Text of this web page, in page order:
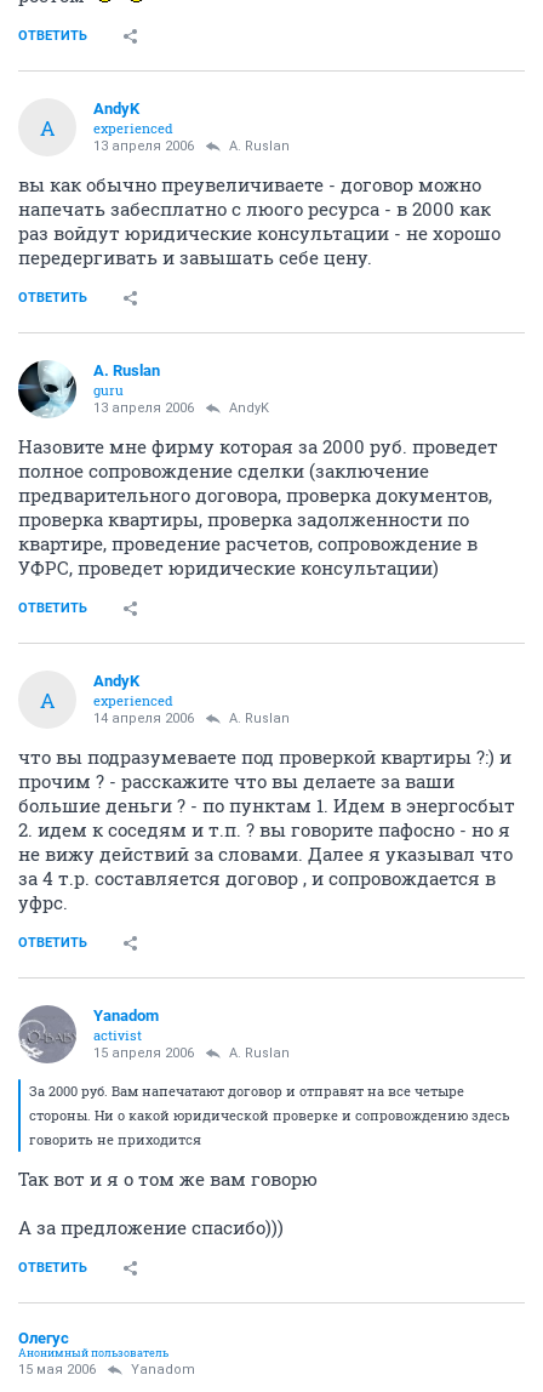
ОТВЕТИТЬ
A
AndyK
experienced
13 апреля 2006 A. Ruslan
вы как обычно преувеличиваете - договор можно
напечать забесплатно с люого ресурса - в 2000 как
раз войдут юридические консультации - не хорошо
передергивать и завышать себе цену.
ОТВЕТИТЬ
A. Ruslan
guru
13 апреля 2006 AndyK
Назовите мне фирму которая за 2000 руб. проведет
полное сопровождение сделки (заключение
предварительного договора, проверка документов,
проверка квартиры, проверка задолженности по
квартире, проведение расчетов, сопровождение в
УФРС, проведет юридические консультации)
ОТВЕТИТЬ
A
AndyK
experienced
14 апреля 2006 A. Ruslan
что вы подразумеваете под проверкой квартиры ?:) и
прочим ? - расскажите что вы делаете за ваши
большие деньги ? - по пунктам 1. Идем в энергосбыт
2. идем к соседям и т.п. ? вы говорите пафосно - но я
не вижу действий за словами. Далее я указывал что
за 4 т.р. составляется договор , и сопровождается в
уфрс.
ОТВЕТИТЬ
Yanadom
activist
15 апреля 2006 A. Ruslan
За 2000 руб. Вам напечатают договор и отправят на все четыре
стороны. Ни о какой юридической проверке и сопровождению здесь
говорить не приходится
Так вот и я о том же вам говорю
А за предложение спасибо)))
ОТВЕТИТЬ
Олегус
Анонимный пользователь
15 мая 2006 Yanadom